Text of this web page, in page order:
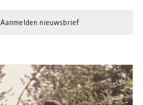
Aanmelden nieuwsbrief